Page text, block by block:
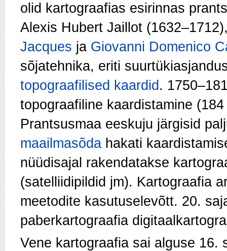
olid kartograafias esirinnas
Alexis Hubert Jaillot
Jacques ja Giovanni Domenico
sõjatehnika, eriti
topograafilised kaardid .
topograafiline kaardistamine
Prantsusmaa eeskuju järgisid
maailmasõda hakati
nüüdisajal rakendatakse
(satelliidipildid jm). Kartograafia
meetodite kasutuselevõtt. 20.
paberkartograafia
Vene kartograafia sai alguse 16.